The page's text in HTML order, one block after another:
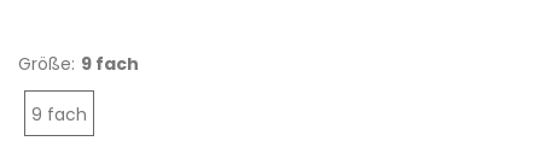
Größe: 9 fach
9 fach